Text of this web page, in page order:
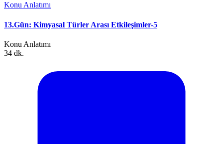
Konu Anlatımı
13.Gün: Kimyasal Türler Arası Etkileşimler-5
Konu Anlatımı
34 dk.